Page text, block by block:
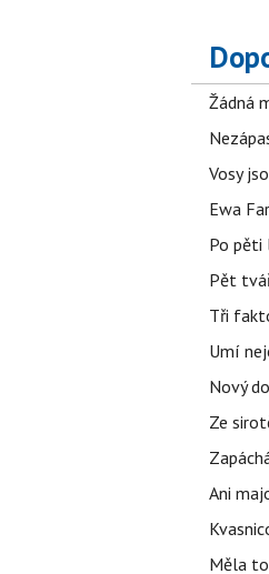
Žádná
Vosy
Ewa
Po pěti
Pět
Tři
Umí
Nový
Ze
Ani
Měla